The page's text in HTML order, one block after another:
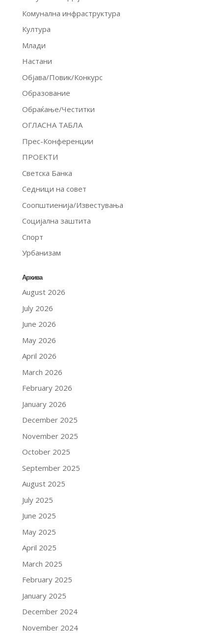
Комунална инфраструктура
Култура
Млади
Настани
Објава/Повик/Конкурс
Образование
Обраќање/Честитки
ОГЛАСНА ТАБЛА
Прес-Конференции
ПРОЕКТИ
Светска Банка
Седници на совет
Соопштиенија/Известувања
Социјална заштита
Спорт
Урбанизам
Архива
August 2026
July 2026
June 2026
May 2026
April 2026
March 2026
February 2026
January 2026
December 2025
November 2025
October 2025
September 2025
August 2025
July 2025
June 2025
May 2025
April 2025
March 2025
February 2025
January 2025
December 2024
November 2024